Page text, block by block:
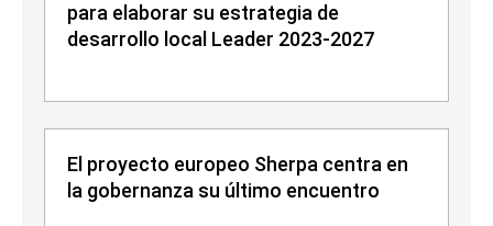
para elaborar su estrategia de
desarrollo local Leader 2023-2027
El proyecto europeo Sherpa centra en
la gobernanza su último encuentro